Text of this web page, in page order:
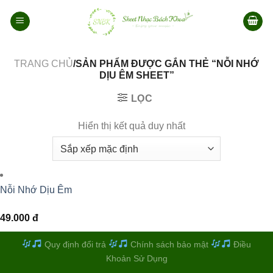
qua
TRANG CHỦ/SẢN PHẨM ĐƯỢC GẮN THẺ “NỖI NHỚ
DỊU ÊM SHEET”
LỌC
Hiển thị kết quả duy nhất
Nỗi Nhớ Dịu Êm
49.000 đ
Quy định đổi trả Chính sách bảo mật
Điều
Khoản Sử Dụng